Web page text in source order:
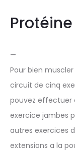
—
Pour bien
circuit de cinq
pouvez effectuer
exercice jambes
autres exercices
extensions a la